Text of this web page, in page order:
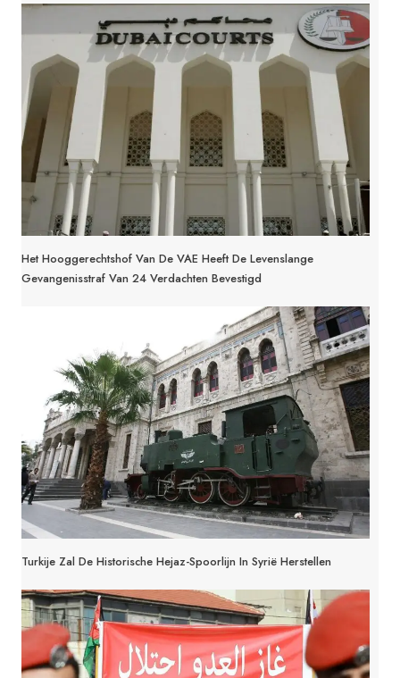
Het Hooggerechtshof Van De VAE Heeft De Levenslange
Gevangenisstraf Van 24 Verdachten Bevestigd
Turkije Zal De Historische Hejaz-Spoorlijn In Syrië Herstellen